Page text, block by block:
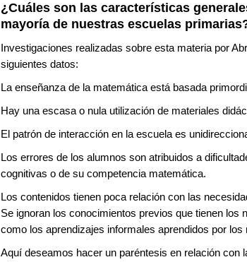
¿Cuáles son las características
mayoría de nuestras escuelas
Investigaciones realizadas sobre esta materia por
siguientes datos:
La enseñanza de la matemática está basada
Hay una escasa o nula utilización de materiales
El patrón de interacción en la escuela es
Los errores de los alumnos son atribuidos a
cognitivas o de su competencia matemática.
Los contenidos tienen poca relación con las
Se ignoran los conocimientos previos que tienen
como los aprendizajes informales aprendidos por
Aquí deseamos hacer un paréntesis en relación con